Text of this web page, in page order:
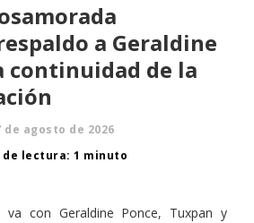
a Geraldine
continuidad de la
de agosto de 2026
lectura: 1 minuto
con Geraldine Ponce, Tuxpan y